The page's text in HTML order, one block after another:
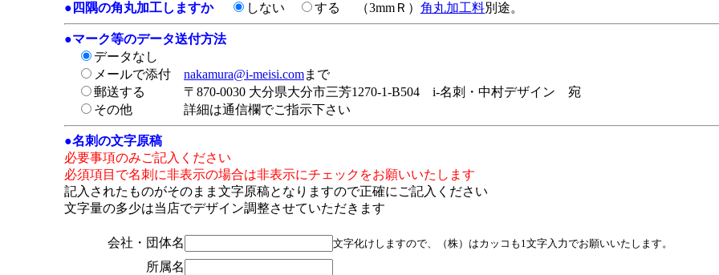
● 四隅の角丸加工しますか しない する （3mmＲ） 角丸加工料別途。
●マーク等のデータ送付方法
データなし
メールで添付 nakamura@i-meisi.comまで
郵送する 〒870-0030 大分県大分市三芳1270-1-B504 i-名刺・中村デザイン 宛
その他 詳細は通信欄でご指示下さい
●名刺の文字原稿
必要事項のみご記入ください
必須項目で名刺に非表示の場合は非表示にチェックをお願いいたします
記入されたものがそのまま文字原稿となりますので正確にご記入ください
文字量の多少は当店でデザイン調整させていただきます
会社・団体名 文字化けしますので、（株）はカッコも1文字入力でお願いいたします。
所属名